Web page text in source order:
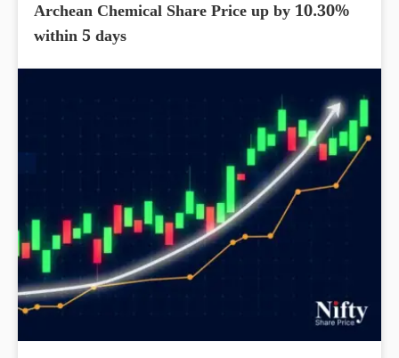
Archean Chemical Share Price up by 10.30%
within 5 days